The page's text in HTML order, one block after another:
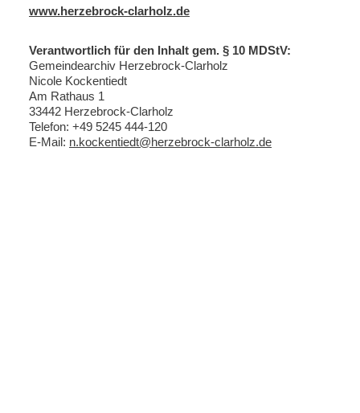
www.herzebrock-clarholz.de
Verantwortlich für den Inhalt gem. § 10 MDStV:
Gemeindearchiv Herzebrock-Clarholz
Nicole Kockentiedt
Am Rathaus 1
33442 Herzebrock-Clarholz
Telefon: +49 5245 444-120
E-Mail: n.kockentiedt@herzebrock-clarholz.de